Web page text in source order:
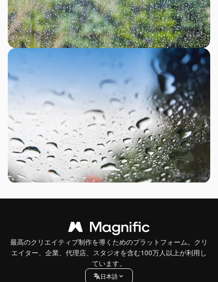
最高のクリエイティブ制作を導くためのプラットフォーム。クリ
エイター、企業、代理店、スタジオを含む100万人以上が利用し
ています。
日本語